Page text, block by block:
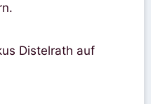
Distelrath auf